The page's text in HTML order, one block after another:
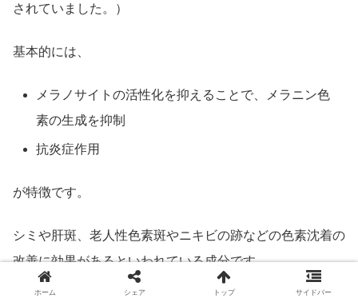
されていました。）
基本的には、
メラノサイトの活性化を抑えることで、メラニン色
素の生成を抑制
抗炎症作用
が特徴です。
シミや肝斑、老人性色素斑やニキビの跡などの色素沈着の
改善に効果があるといわれている成分です。
ホーム シェア トップ サイドバー